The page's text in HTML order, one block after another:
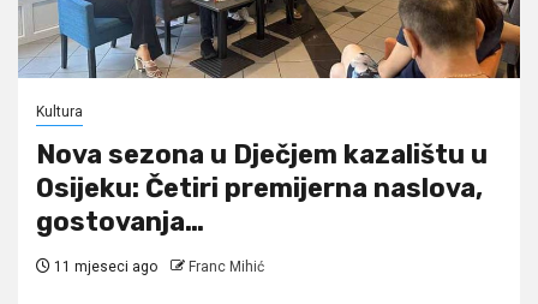
Kultura
Nova sezona u Dječjem kazalištu u
Osijeku: Četiri premijerna naslova,
gostovanja…
11 mjeseci ago Franc Mihić